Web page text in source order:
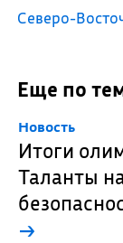
Северо-
Еще по
Новость
Итоги
Таланты
→